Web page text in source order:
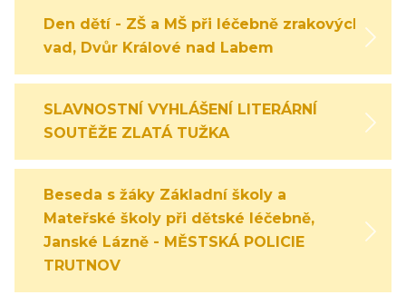
Den dětí - ZŠ a MŠ při léčebně zrakových
vad, Dvůr Králové nad Labem
SLAVNOSTNÍ VYHLÁŠENÍ LITERÁRNÍ
SOUTĚŽE ZLATÁ TUŽKA
Beseda s žáky Základní školy a
Mateřské školy při dětské léčebně,
Janské Lázně - MĚSTSKÁ POLICIE
TRUTNOV